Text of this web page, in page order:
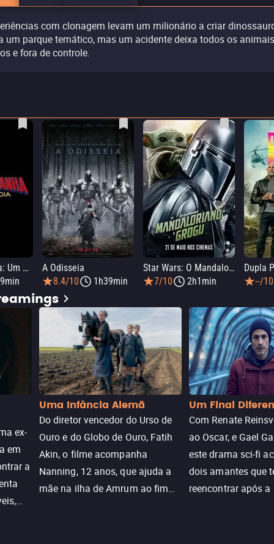
com clonagem levam um milionário a criar
um parque temático, mas um acidente deixa todos os animais
e fora de controle.
Homem-Aranha: Um Novo Dia
A Odisseia
8.4/10
1h39min
Star Wars: O Mandaloriano e Grogu
7/10
2h1min
Dupla
--/10
ex-
em
a
Uma Infância Alemã
Do diretor vencedor do Urso de
Ouro e do Globo de Ouro, Fatih
Akin, o filme acompanha
Nanning, 12 anos, que ajuda a
mãe na ilha de Amrum ao fim
Um Final
Com Renate
ao Oscar, e Gael
este drama sci-fi
dois amantes que
reencontrar após